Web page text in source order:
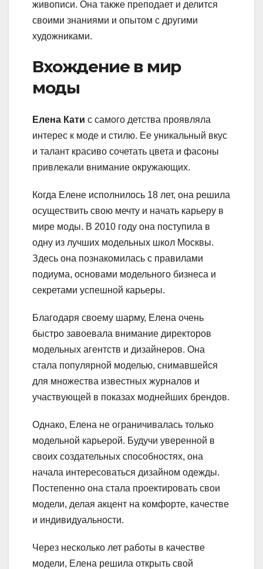
живописи. Она также преподает и делится
своими знаниями и опытом с другими
художниками.
Вхождение в мир
моды
Елена Кати с самого детства проявляла
интерес к моде и стилю. Ее уникальный вкус
и талант красиво сочетать цвета и фасоны
привлекали внимание окружающих.
Когда Елене исполнилось 18 лет, она решила
осуществить свою мечту и начать карьеру в
мире моды. В 2010 году она поступила в
одну из лучших модельных школ Москвы.
Здесь она познакомилась с правилами
подиума, основами модельного бизнеса и
секретами успешной карьеры.
Благодаря своему шарму, Елена очень
быстро завоевала внимание директоров
модельных агентств и дизайнеров. Она
стала популярной моделью, снимавшейся
для множества известных журналов и
участвующей в показах моднейших брендов.
Однако, Елена не ограничивалась только
модельной карьерой. Будучи уверенной в
своих создательных способностях, она
начала интересоваться дизайном одежды.
Постепенно она стала проектировать свои
модели, делая акцент на комфорте, качестве
и индивидуальности.
Через несколько лет работы в качестве
модели, Елена решила открыть свой